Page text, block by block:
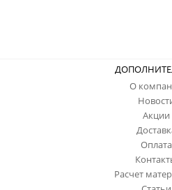
О
Акции
Оплата
Расчет